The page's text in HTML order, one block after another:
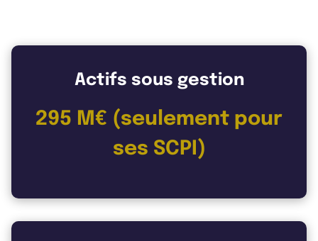
Actifs sous gestion
295 M€ (seulement pour
ses SCPI)